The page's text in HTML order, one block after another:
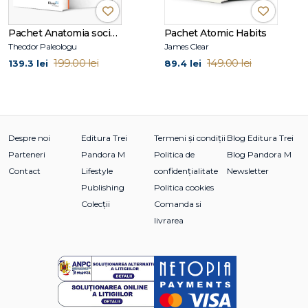
Vârstă recomandată
Pachet Anatomia societății moderne
Theodor Paleologu
139.3 lei 199.00 lei
Pachet Atomic Habits
James Clear
89.4 lei 149.00 lei
Despre noi
Parteneri
Contact
Editura Trei
Pandora M
Lifestyle
Publishing
Colecții
Termeni și condiții
Politica de
confidențialitate
Politica cookies
Comanda si
livrarea
Blog Editura Trei
Blog Pandora M
Newsletter